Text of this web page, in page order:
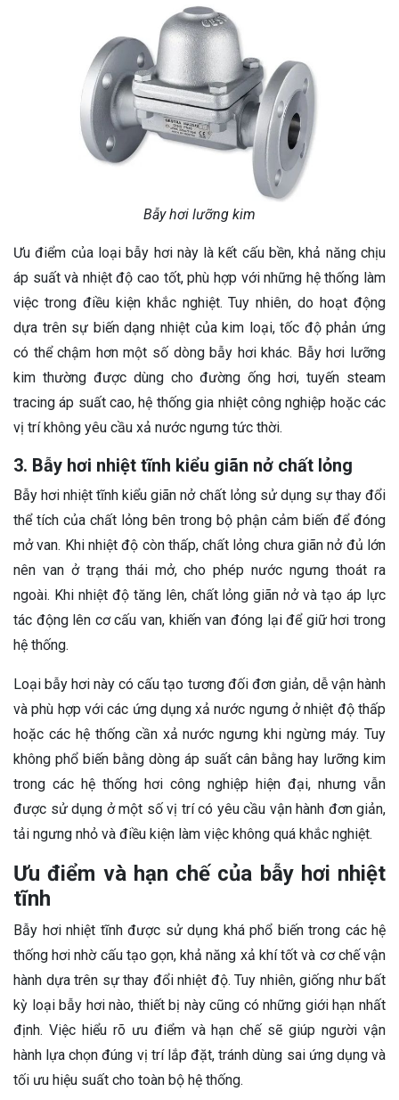
Bẫy hơi lưỡng kim
Ưu điểm của loại bẫy hơi này là kết cấu bền, khả năng chịu
áp suất và nhiệt độ cao tốt, phù hợp với những hệ thống làm
việc trong điều kiện khắc nghiệt. Tuy nhiên, do hoạt động
dựa trên sự biến dạng nhiệt của kim loại, tốc độ phản ứng
có thể chậm hơn một số dòng bẫy hơi khác. Bẫy hơi lưỡng
kim thường được dùng cho đường ống hơi, tuyến steam
tracing áp suất cao, hệ thống gia nhiệt công nghiệp hoặc các
vị trí không yêu cầu xả nước ngưng tức thời.
3. Bẫy hơi nhiệt tĩnh kiểu giãn nở chất lỏng
Bẫy hơi nhiệt tĩnh kiểu giãn nở chất lỏng sử dụng sự thay đổi
thể tích của chất lỏng bên trong bộ phận cảm biến để đóng
mở van. Khi nhiệt độ còn thấp, chất lỏng chưa giãn nở đủ lớn
nên van ở trạng thái mở, cho phép nước ngưng thoát ra
ngoài. Khi nhiệt độ tăng lên, chất lỏng giãn nở và tạo áp lực
tác động lên cơ cấu van, khiến van đóng lại để giữ hơi trong
hệ thống.
Loại bẫy hơi này có cấu tạo tương đối đơn giản, dễ vận hành
và phù hợp với các ứng dụng xả nước ngưng ở nhiệt độ thấp
hoặc các hệ thống cần xả nước ngưng khi ngừng máy. Tuy
không phổ biến bằng dòng áp suất cân bằng hay lưỡng kim
trong các hệ thống hơi công nghiệp hiện đại, nhưng vẫn
được sử dụng ở một số vị trí có yêu cầu vận hành đơn giản,
tải ngưng nhỏ và điều kiện làm việc không quá khắc nghiệt.
Ưu điểm và hạn chế của bẫy hơi nhiệt
tĩnh
Bẫy hơi nhiệt tĩnh được sử dụng khá phổ biến trong các hệ
thống hơi nhờ cấu tạo gọn, khả năng xả khí tốt và cơ chế vận
hành dựa trên sự thay đổi nhiệt độ. Tuy nhiên, giống như bất
kỳ loại bẫy hơi nào, thiết bị này cũng có những giới hạn nhất
định. Việc hiểu rõ ưu điểm và hạn chế sẽ giúp người vận
hành lựa chọn đúng vị trí lắp đặt, tránh dùng sai ứng dụng và
tối ưu hiệu suất cho toàn bộ hệ thống.